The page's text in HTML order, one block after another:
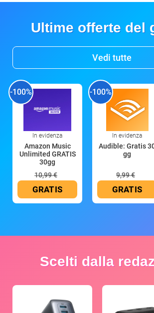
Ultime offerte del
Vedi tutte
-100%
In evidenza
Amazon Music
Unlimited GRATIS
30gg
10,99 €
GRATIS
-100%
In evidenza
Audible: Gratis
gg
9,99 €
GRATIS
Scelti dalla